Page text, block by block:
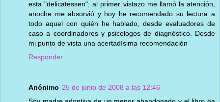
esta "delicatessen"; al primer vistazo me llamó la atención,
anoche me absorvió y hoy he recomendado su lectura a
todo aquel con quién he hablado, desde evaluadores de
caso a coordinadores y psicologos de diagnóstico. Desde
mi punto de vista una acertadísima recomendación
Responder
Anónimo 25 de junio de 2008 a las 12:46